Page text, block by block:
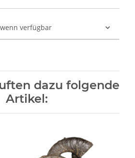
verfügbar
dazu folgende
Artikel: